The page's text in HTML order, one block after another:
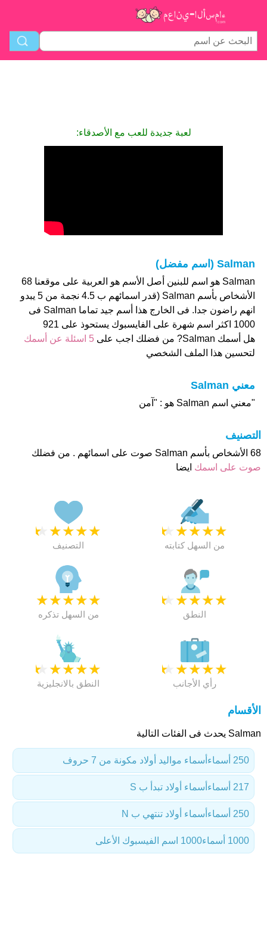
لعبة جديدة للعب مع الأصدقاء:
Salman (اسم مفضل)
Salman هو اسم للبنين أصل الأسم هو العربية على موقعنا 68
الأشخاص بأسم Salman (قدر اسمائهم ب 4.5 نجمة من 5 يبدو
انهم راضون جدا. فى الخارج هذا أسم جيد تماما Salman فى
1000 اكثر اسم شهرة على الفايسبوك يستحوذ على 921
هل أسمك Salman? من فضلك اجب على
5 اسئلة عن أسمك
لتحسين هذا الملف الشخصي
معني Salman
"معني اسم Salman هو : "آمن
التصنيف
68 الأشخاص بأسم Salman صوت على اسمائهم . من فضلك
صوت على اسمك ايضا
★
★
★
★
★
التصنيف
★
★
★
★
★
من السهل كتابته
★
★
★
★
★
من السهل تذكره
★
★
★
★
★
النطق
★
★
★
★
★
النطق بالانجليزية
★
★
★
★
★
رأي الأجانب
الأقسام
Salman يحدث فى الفئات التالية
أسماء مواليد أولاد مكونة من 7 حروف 250 أسماء
أسماء أولاد تبدأ ب S 217 أسماء
أسماء أولاد تنتهي ب N 250 أسماء
1000 اسم الفيسبوك الأعلى 1000 أسماء